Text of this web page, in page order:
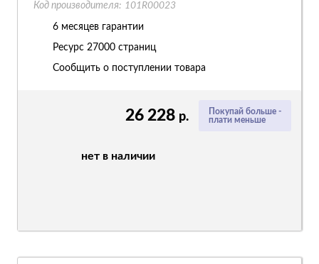
Покупай больше -
плати меньше
26 228 р.
нет в наличии
Код производителя: 101R00023
6 месяцев гарантии
Ресурс 27000 страниц
Сообщить о поступлении товара